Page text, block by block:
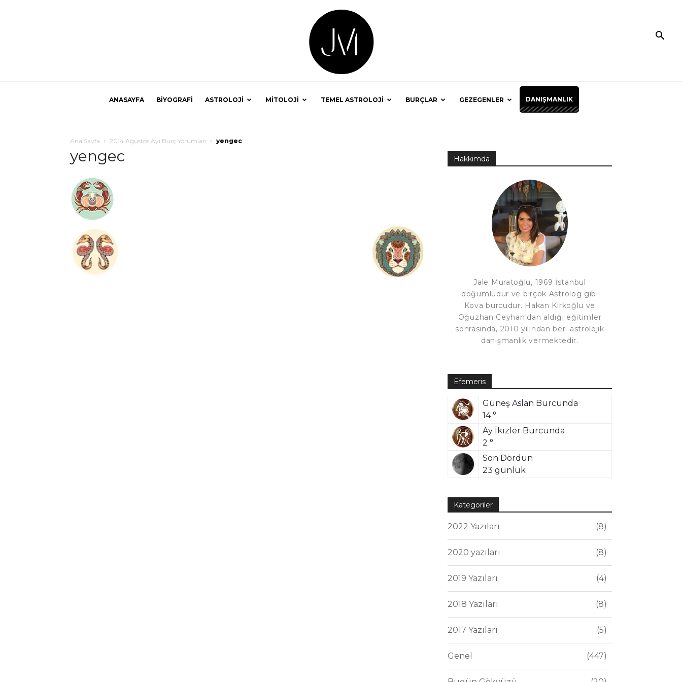
ANASAYFA BİYOGRAFİ ASTROLOJİ MİTOLOJİ TEMEL ASTROLOJİ BURÇLAR GEZEGENLER DANIŞMANLIK
Ana Sayfa 2014 Ağustos Ayı Burç Yorumları yengec
yengec Hakkımda
Jale Muratoğlu, 1969 İstanbul
doğumludur ve birçok Astrolog gibi
Kova burcudur. Hakan Kırkoğlu ve
Oğuzhan Ceyhan'dan aldığı eğitimler
sonrasında, 2010 yılından beri astrolojik
danışmanlık vermektedir.
Efemeris
Güneş Aslan Burcunda
14 °
Ay İkizler Burcunda
2 °
Son Dördün
23 günlük
Kategoriler
2022 Yazıları 8
2020 yazıları 8
2019 Yazıları 4
2018 Yazıları 8
2017 Yazıları 5
Genel 447